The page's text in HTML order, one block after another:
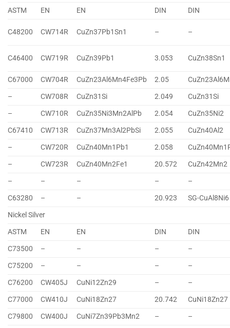
ASTM
EN EN DIN DIN
C48200 CW714R CuZn37Pb1Sn1 – –
C46400 CW719R CuZn39Pb1 3.053 CuZn38Sn1
C67000 CW704R CuZn23Al6Mn4Fe3Pb 2.05
–
CW708R CuZn31Si 2.049
CuZn31Si
–
CW710R CuZn35Ni3Mn2AlPb 2.054
CuZn35Ni2
C67410
CW713R CuZn37Mn3Al2PbSi 2.055
CuZn40Al2
–
CW720R CuZn40Mn1Pb1 2.058
–
CW723R CuZn40Mn2Fe1 20.572
CuZn42Mn2
–
– – –
–
C63280
– – 20.923
SG-CuAl8Ni6
Nickel Silver
ASTM
EN EN DIN
DIN
C73500
– – –
–
C75200
– – –
–
C76200
CW405J CuNi12Zn29 –
–
C77000
CW410J CuNi18Zn27 20.742
CuNi18Zn27
C79800
CW400J CuNi7Zn39Pb3Mn2 –
–